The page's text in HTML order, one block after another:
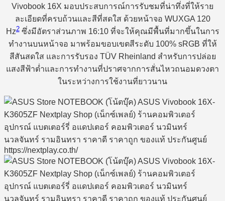
Vivobook 16X มอบประสบการณ์การรับชมที่น่าทึ่งที่ให้ราย
ละเอียดที่ครบถ้วนและสีที่สดใส ด้วยหน้าจอ WUXGA 120
Hz2ซึ่งมีอัตราส่วนภาพ 16:10 ที่จะให้คุณมีพื้นที่มากขึ้นในการ
ทำงานบนหน้าจอ มาพร้อมขอบเขตสีระดับ 100% sRGB ที่ให้
สีสันสดใส และการรับรอง TÜV Rheinland สำหรับการปล่อย
แสงสีฟ้าต่ำและการทำงานที่ปราศจากการสั่นไหวถนอมดวงตา
ในระหว่างการใช้งานที่ยาวนาน